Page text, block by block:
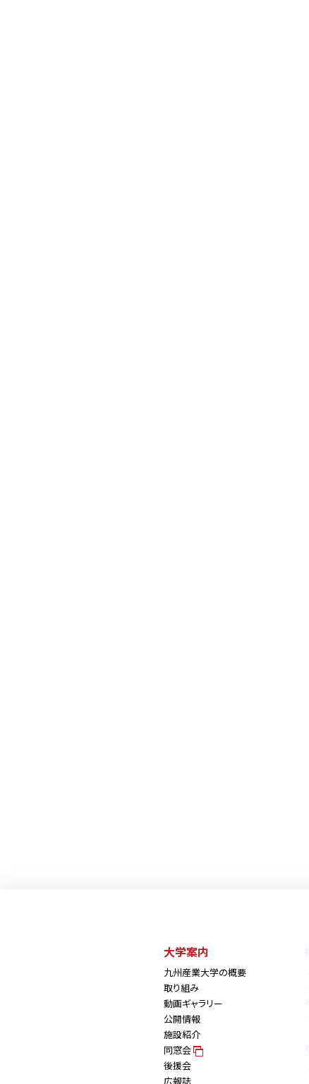
大学案内
九州産業大学の概要
取り組み
動画ギャラリー
公開情報
施設紹介
同窓会
後援会
広報誌